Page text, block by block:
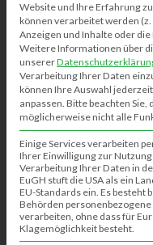
Name
Vorschaubild
Hochladen
Youtube Link
Website und Ihre Erfahrung
können verarbeitet werden
Anzeigen und Inhalte oder
Weitere Informationen über
unserer
Verarbeitung Ihrer Daten
können Ihre Auswahl
anpassen. Bitte beachten Sie,
möglicherweise nicht alle
Einige Services verarbeiten
Ihrer Einwilligung zur
Verarbeitung Ihrer Daten in
EuGH stuft die USA als ein
EU-Standards ein. Es besteht
Behörden
verarbeiten, ohne dass für
Klagemöglichkeit besteht.